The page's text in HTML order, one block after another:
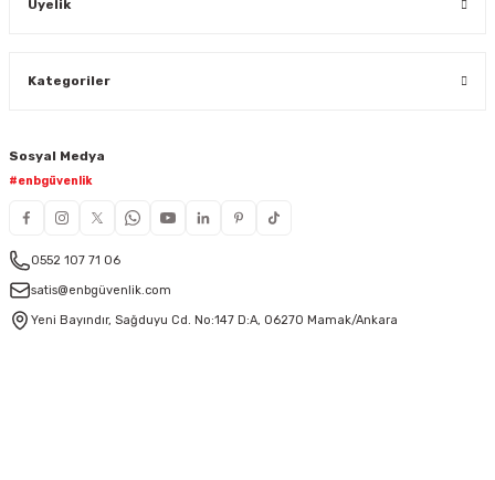
Üyelik
Kategoriler
Sosyal Medya
#enbgüvenlik
0552 107 71 06
satis@enbgüvenlik.com
Yeni Bayındır, Sağduyu Cd. No:147 D:A, 06270 Mamak/Ankara